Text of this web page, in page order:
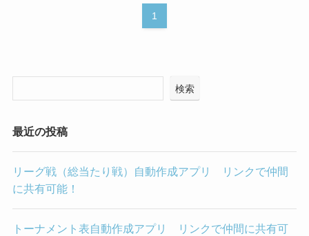
1
検索
最近の投稿
リーグ戦（総当たり戦）自動作成アプリ リンクで仲間
に共有可能！
トーナメント表自動作成アプリ リンクで仲間に共有可